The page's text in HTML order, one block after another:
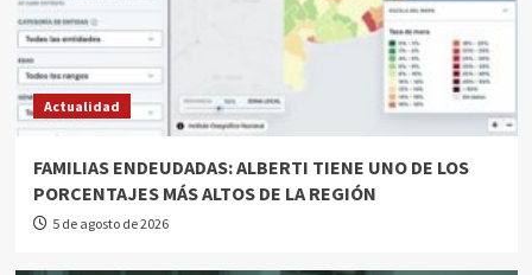
Actualidad
FAMILIAS ENDEUDADAS: ALBERTI TIENE UNO DE LOS
PORCENTAJES MÁS ALTOS DE LA REGIÓN
5 de agosto de 2026